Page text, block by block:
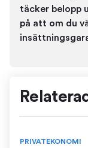
täcker belopp
på att om du
PRIVATEKONOMI